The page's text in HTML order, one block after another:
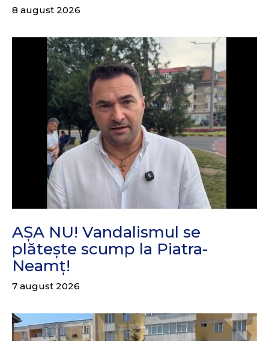
8 august 2026
AȘA NU! Vandalismul se
plătește scump la Piatra-
Neamț!
7 august 2026